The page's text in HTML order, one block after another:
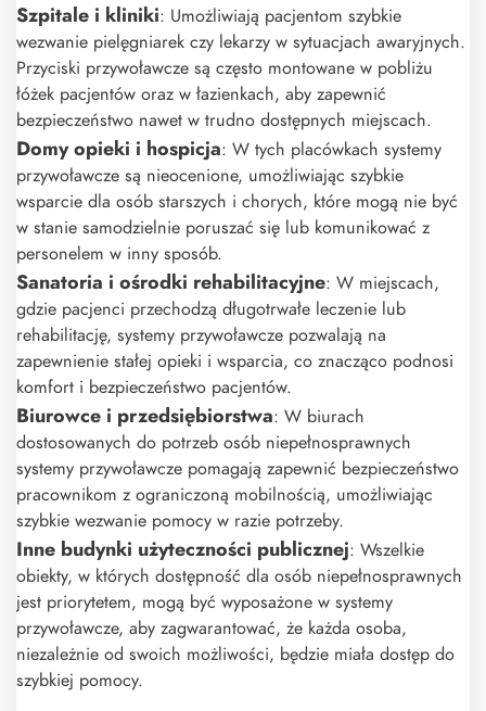
Szpitale i kliniki: Umożliwiają pacjentom szybkie
wezwanie pielęgniarek czy lekarzy w sytuacjach awaryjnych.
Przyciski przywoławcze są często montowane w pobliżu
łóżek pacjentów oraz w łazienkach, aby zapewnić
bezpieczeństwo nawet w trudno dostępnych miejscach.
Domy opieki i hospicja: W tych placówkach systemy
przywoławcze są nieocenione, umożliwiając szybkie
wsparcie dla osób starszych i chorych, które mogą nie być
w stanie samodzielnie poruszać się lub komunikować z
personelem w inny sposób.
Sanatoria i ośrodki rehabilitacyjne: W miejscach,
gdzie pacjenci przechodzą długotrwałe leczenie lub
rehabilitację, systemy przywoławcze pozwalają na
zapewnienie stałej opieki i wsparcia, co znacząco podnosi
komfort i bezpieczeństwo pacjentów.
Biurowce i przedsiębiorstwa: W biurach
dostosowanych do potrzeb osób niepełnosprawnych
systemy przywoławcze pomagają zapewnić bezpieczeństwo
pracownikom z ograniczoną mobilnością, umożliwiając
szybkie wezwanie pomocy w razie potrzeby.
Inne budynki użyteczności publicznej: Wszelkie
obiekty, w których dostępność dla osób niepełnosprawnych
jest priorytetem, mogą być wyposażone w systemy
przywoławcze, aby zagwarantować, że każda osoba,
niezależnie od swoich możliwości, będzie miała dostęp do
szybkiej pomocy.